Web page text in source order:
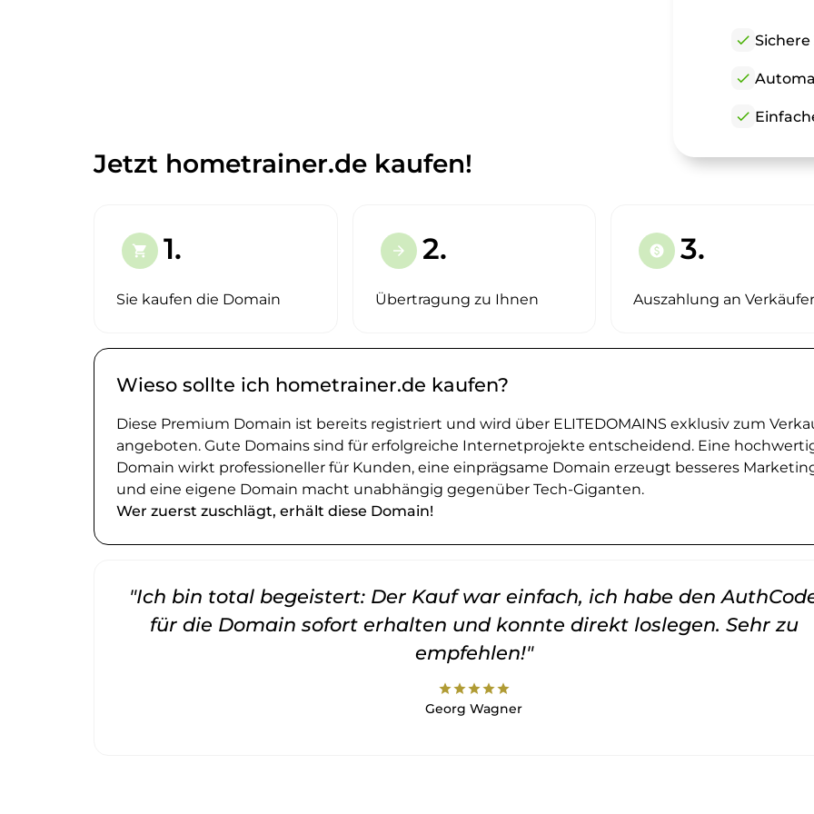
check
check
check
Jetzt hometrainer.de kaufen!
shopping_cart 1.
Sie kaufen die Domain
arrow_forward 2.
Übertragung zu Ihnen
paid 3.
Auszahlung an Verkäufer
Wieso sollte ich hometrainer.de kaufen?
Diese Premium Domain ist bereits registriert und wird über ELITEDOMAINS exklusiv zum
angeboten. Gute Domains sind für erfolgreiche Internetprojekte entscheidend. Eine
Domain wirkt professioneller für Kunden, eine einprägsame Domain erzeugt besseres
und eine eigene Domain macht unabhängig gegenüber Tech-Giganten.
Wer zuerst zuschlägt, erhält diese Domain!
"Ich bin total begeistert: Der Kauf war einfach, ich habe den
für die Domain sofort erhalten und konnte direkt loslegen. Sehr zu
empfehlen!"
starstarstarstarstar
Georg Wagner